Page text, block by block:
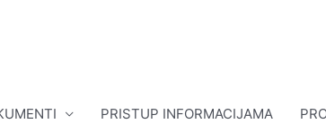
PRISTUP INFORMACIJAMA